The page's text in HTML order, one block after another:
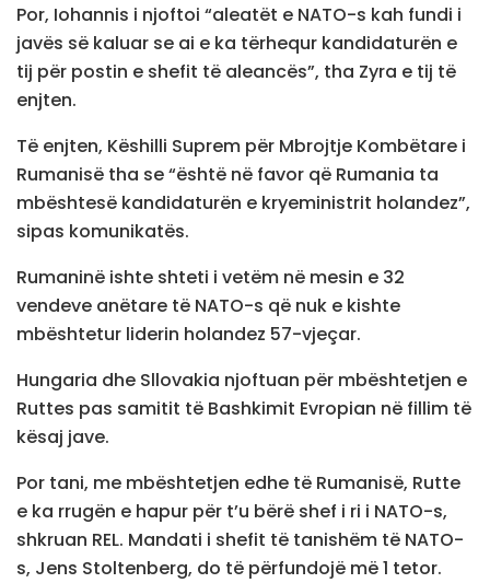
Por, Iohannis i njoftoi “aleatët e NATO-s kah fundi i
javës së kaluar se ai e ka tërhequr kandidaturën e
tij për postin e shefit të aleancës”, tha Zyra e tij të
enjten.
Të enjten, Këshilli Suprem për Mbrojtje Kombëtare i
Rumanisë tha se “është në favor që Rumania ta
mbështesë kandidaturën e kryeministrit holandez”,
sipas komunikatës.
Rumaninë ishte shteti i vetëm në mesin e 32
vendeve anëtare të NATO-s që nuk e kishte
mbështetur liderin holandez 57-vjeçar.
Hungaria dhe Sllovakia njoftuan për mbështetjen e
Ruttes pas samitit të Bashkimit Evropian në fillim të
kësaj jave.
Por tani, me mbështetjen edhe të Rumanisë, Rutte
e ka rrugën e hapur për t’u bërë shef i ri i NATO-s,
shkruan REL. Mandati i shefit të tanishëm të NATO-
s, Jens Stoltenberg, do të përfundojë më 1 tetor.